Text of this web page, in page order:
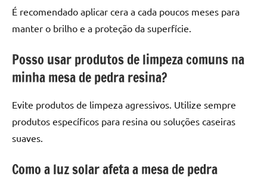
É recomendado aplicar cera a cada poucos meses para
manter o brilho e a proteção da superfície.
Posso usar produtos de limpeza comuns na
minha mesa de pedra resina?
Evite produtos de limpeza agressivos. Utilize sempre
produtos específicos para resina ou soluções caseiras
suaves.
Como a luz solar afeta a mesa de pedra